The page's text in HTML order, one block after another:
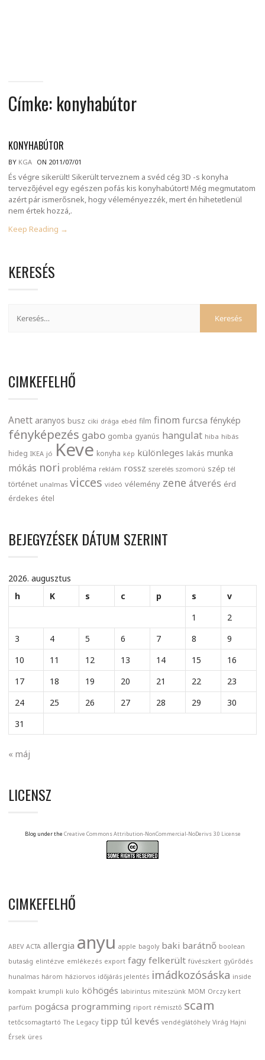
Címke: konyhabútor
KONYHABÚTOR
BY KGA ON 2011/07/01
És végre sikerült! Sikerült terveznem a svéd cég 3D -s konyha
tervezőjével egy egészen pofás kis konyhabútort! Még megmutatom
azért pár ismerősnek, hogy véleményezzék, mert én hihetetlenül
nem értek hozzá,.
Keep Reading →
KERESÉS
CIMKEFELHŐ
Anett aranyos busz ciki drága ebéd film finom furcsa fénykép
fényképezés gabo gomba gyanús hangulat hiba hibás
hideg IKEA jó Keve konyha kép különleges lakás munka
mókás nori probléma reklám rossz szerelés szomorú szép tél
történet unalmas vicces videó vélemény zene átverés érd
érdekes étel
BEJEGYZÉSEK DÁTUM SZERINT
2026. augusztus
h
K s c p s
v
1
2
3
4 5 6 7 8
9
10
11 12 13 14 15
16
17
18 19 20 21 22
23
24
25 26 27 28 29
30
31
« máj
LICENSZ
Blog under the Creative Commons Attribution-NonCommercial-NoDerivs 3.0 License
CIMKEFELHŐ
ABEV ACTA allergia anyu apple bagoly baki barátnő boolean
butaság elintézve emlékezés export fagy felkerült füvészkert gyűrődés
hunalmas három háziorvos időjárás jelentés imádkozósáska inside
kompakt krumpli kulo köhögés labirintus miteszünk MOM Orczy kert
parfüm pogácsa programming riport rémisztő scam
tetőcsomagtartó The Legacy tipp túl kevés vendéglátóhely Virág Hajni
Érsek üres